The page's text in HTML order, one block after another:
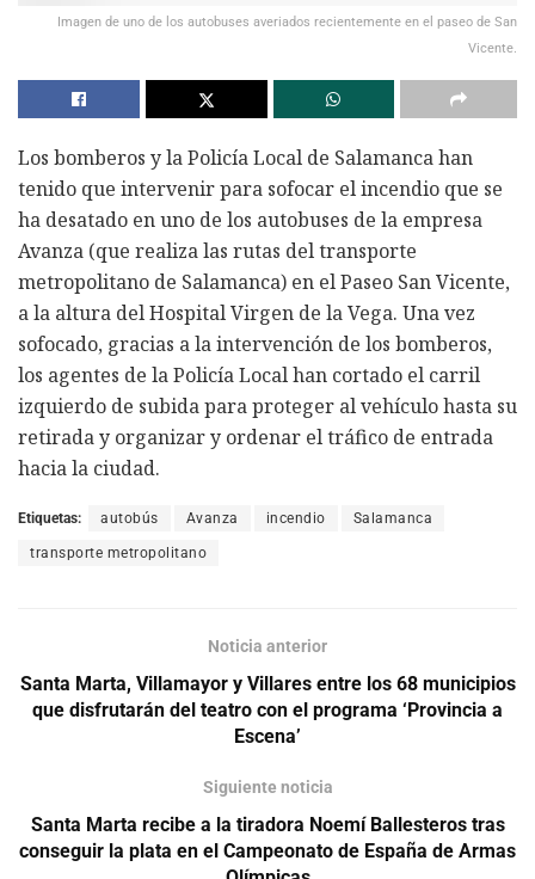
Imagen de uno de los autobuses averiados recientemente en el paseo de San
Vicente.
Los bomberos y la Policía Local de Salamanca han
tenido que intervenir para sofocar el incendio que se
ha desatado en uno de los autobuses de la empresa
Avanza (que realiza las rutas del transporte
metropolitano de Salamanca) en el Paseo San Vicente,
a la altura del Hospital Virgen de la Vega. Una vez
sofocado, gracias a la intervención de los bomberos,
los agentes de la Policía Local han cortado el carril
izquierdo de subida para proteger al vehículo hasta su
retirada y organizar y ordenar el tráfico de entrada
hacia la ciudad.
Etiquetas: autobús Avanza incendio Salamanca
transporte metropolitano
Noticia anterior
Santa Marta, Villamayor y Villares entre los 68 municipios
que disfrutarán del teatro con el programa ‘Provincia a
Escena’
Siguiente noticia
Santa Marta recibe a la tiradora Noemí Ballesteros tras
conseguir la plata en el Campeonato de España de Armas